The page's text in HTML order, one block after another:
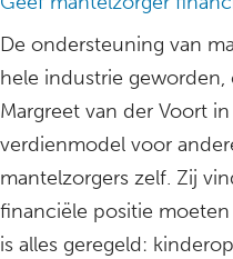
De ondersteuning van
hele industrie
Margreet van der Voort
verdienmodel voor
mantelzorgers zelf. Zij
financiële positie moeten
is alles geregeld: